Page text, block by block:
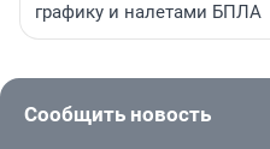
графику и налетами БПЛА
Сообщить новость